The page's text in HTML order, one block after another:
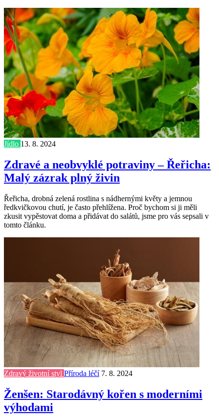
Jídlo 13. 8. 2024
Zdravé a neobvyklé potraviny – Řeřicha:
Malý zázrak plný živin
Řeřicha, drobná zelená rostlina s nádhernými květy a jemnou
ředkvičkovou chutí, je často přehlížena. Proč bychom si ji měli
zkusit vypěstovat doma a přidávat do salátů, jsme pro vás sepsali v
tomto článku.
Zdravý životní styl Příroda léčí 7. 8. 2024
Ženšen: Starodávný kořen s moderními
výhodami